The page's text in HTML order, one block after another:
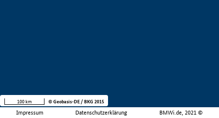
Impressum Datenschutzerklärung BMWi.de, 2021 ©
100 km © Geobasis-DE / BKG 2015